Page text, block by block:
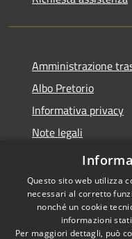
Amministrazione
Albo Pretorio
Informativa privacy
Note legali
Dichiarazione di
Questo sito web utilizza
necessari al corretto
nonché un cookie
informazioni
Per maggiori dettagli, può